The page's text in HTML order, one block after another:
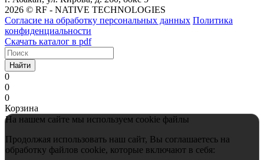
2026 © RF - NATIVE TECHNOLOGIES
Согласие на обработку персональных данных Политика
конфиденциальности
Скачать каталог в pdf
Найти
0
0
0
Корзина
На нашем сайте мы используем cookie файлы
Продолжая использовать наш сайт, Вы соглашаетесь на
обработку файлов cookie, которые включают в себя: